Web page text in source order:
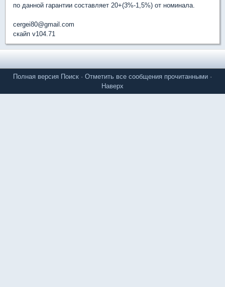
по данной гарантии составляет 20+(3%-1,5%) от номинала.
cergei80@gmail.com
скайп v104.71
Полная версия Поиск · Отметить все сообщения прочитанными ·
Наверх